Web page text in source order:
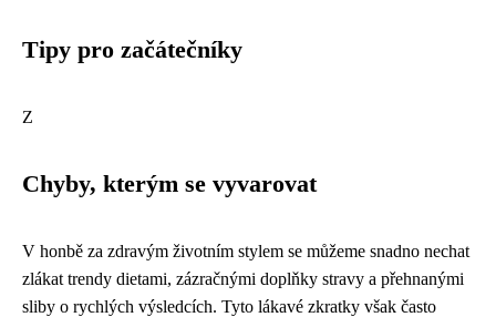
Tipy pro začátečníky
Z
Chyby, kterým se vyvarovat
V honbě za zdravým životním stylem se můžeme snadno nechat
zlákat trendy dietami, zázračnými doplňky stravy a přehnanými
sliby o rychlých výsledcích. Tyto lákavé zkratky však často